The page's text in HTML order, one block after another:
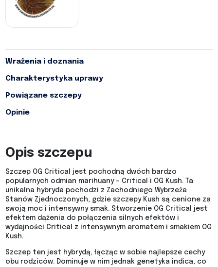
Wrażenia i doznania
Charakterystyka uprawy
Powiązane szczepy
Opinie
Opis szczepu
Szczep OG Critical jest pochodną dwóch bardzo
popularnych odmian marihuany – Critical i OG Kush. Ta
unikalna hybryda pochodzi z Zachodniego Wybrzeża
Stanów Zjednoczonych, gdzie szczepy Kush są cenione za
swoją moc i intensywny smak. Stworzenie OG Critical jest
efektem dążenia do połączenia silnych efektów i
wydajności Critical z intensywnym aromatem i smakiem OG
Kush.
Szczep ten jest hybrydą, łącząc w sobie najlepsze cechy
obu rodziców. Dominuje w nim jednak genetyka indica, co